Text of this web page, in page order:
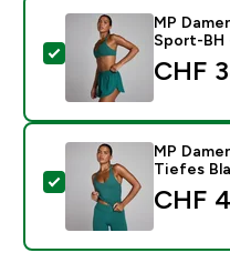
Dieses Produkt
MP
Sport-BH
CHF
Dieses Produkt
MP
Tiefes
CHF